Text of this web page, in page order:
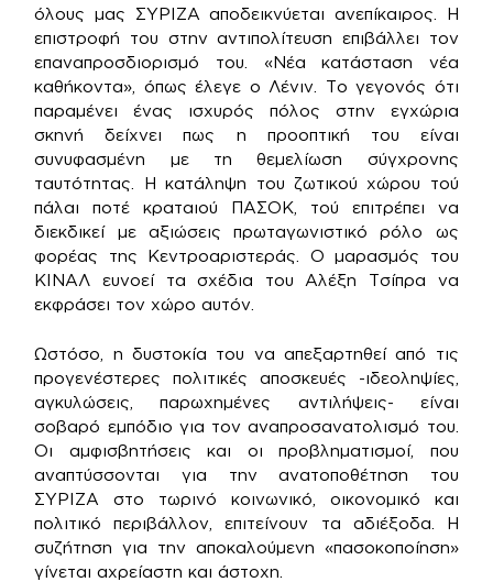
όλους μας ΣΥΡΙΖΑ αποδεικνύεται ανεπίκαιρος. Η
επιστροφή του στην αντιπολίτευση επιβάλλει τον
επαναπροσδιορισμό του. «Νέα κατάσταση νέα
καθήκοντα», όπως έλεγε ο Λένιν. Το γεγονός ότι
παραμένει ένας ισχυρός πόλος στην εγχώρια
σκηνή δείχνει πως η προοπτική του είναι
συνυφασμένη με τη θεμελίωση σύγχρονης
ταυτότητας. Η κατάληψη του ζωτικού χώρου τού
πάλαι ποτέ κραταιού ΠΑΣΟΚ, τού επιτρέπει να
διεκδικεί με αξιώσεις πρωταγωνιστικό ρόλο ως
φορέας της Κεντροαριστεράς. Ο μαρασμός του
ΚΙΝΑΛ ευνοεί τα σχέδια του Αλέξη Τσίπρα να
εκφράσει τον χώρο αυτόν.
Ωστόσο, η δυστοκία του να απεξαρτηθεί από τις
προγενέστερες πολιτικές αποσκευές -ιδεοληψίες,
αγκυλώσεις, παρωχημένες αντιλήψεις- είναι
σοβαρό εμπόδιο για τον αναπροσανατολισμό του.
Οι αμφισβητήσεις και οι προβληματισμοί, που
αναπτύσσονται για την ανατοποθέτηση του
ΣΥΡΙΖΑ στο τωρινό κοινωνικό, οικονομικό και
πολιτικό περιβάλλον, επιτείνουν τα αδιέξοδα. Η
συζήτηση για την αποκαλούμενη «πασοκοποίηση»
γίνεται αχρείαστη και άστοχη.